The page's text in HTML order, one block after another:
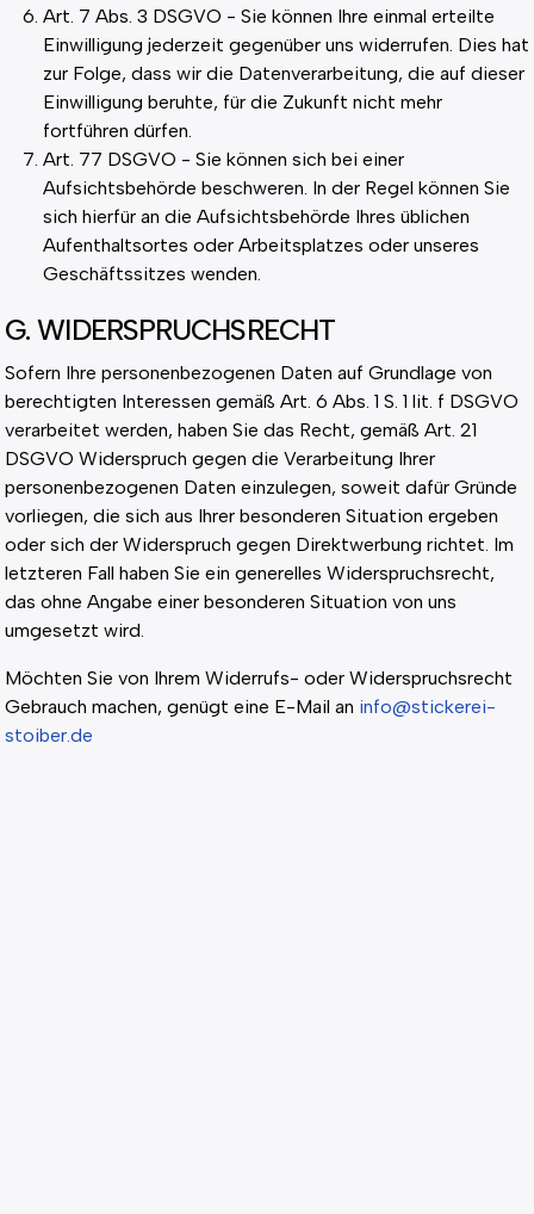
Art. 7 Abs. 3 DSGVO - Sie können Ihre einmal erteilte
Einwilligung jederzeit gegenüber uns widerrufen. Dies hat
zur Folge, dass wir die Datenverarbeitung, die auf dieser
Einwilligung beruhte, für die Zukunft nicht mehr
fortführen dürfen.
Art. 77 DSGVO - Sie können sich bei einer
Aufsichtsbehörde beschweren. In der Regel können Sie
sich hierfür an die Aufsichtsbehörde Ihres üblichen
Aufenthaltsortes oder Arbeitsplatzes oder unseres
Geschäftssitzes wenden.
G. WIDERSPRUCHSRECHT
Sofern Ihre personenbezogenen Daten auf Grundlage von
berechtigten Interessen gemäß Art. 6 Abs. 1 S. 1 lit. f DSGVO
verarbeitet werden, haben Sie das Recht, gemäß Art. 21
DSGVO Widerspruch gegen die Verarbeitung Ihrer
personenbezogenen Daten einzulegen, soweit dafür Gründe
vorliegen, die sich aus Ihrer besonderen Situation ergeben
oder sich der Widerspruch gegen Direktwerbung richtet. Im
letzteren Fall haben Sie ein generelles Widerspruchsrecht,
das ohne Angabe einer besonderen Situation von uns
umgesetzt wird.
Möchten Sie von Ihrem Widerrufs- oder Widerspruchsrecht
Gebrauch machen, genügt eine E-Mail an info@stickerei-
stoiber.de